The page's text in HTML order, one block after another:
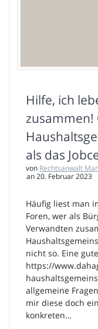
Hilfe, ich
zusammen!
als das
von Rechtsanwalt
an 20. Februar 2023
Häufig liest man
Foren, wer als
Verwandten
nicht so. Eine
https://
allgemeine
mir diese doch
konkreten…